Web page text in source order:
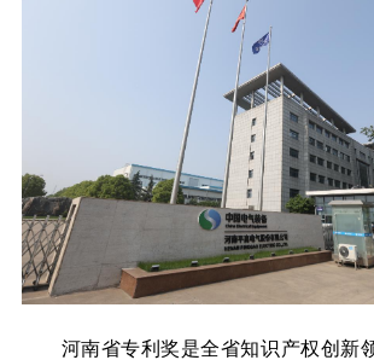
河南省专利奖是全省知识产权创新